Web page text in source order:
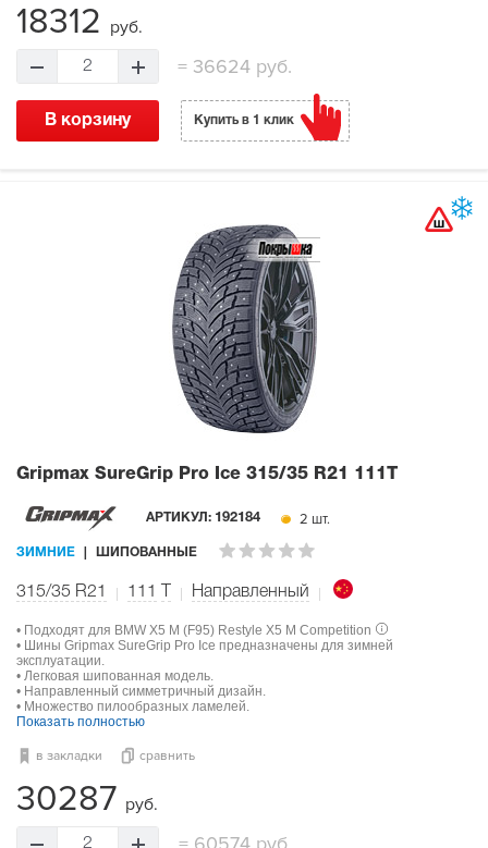
18312 руб.
2 = 36624 руб.
В корзину Купить в 1 клик
Gripmax SureGrip Pro Ice 315/35 R21 111T
АРТИКУЛ: 192184 2 шт.
ЗИМНИЕ ШИПОВАННЫЕ
315/35 R21 111 Направленный
• Подходят для BMW X5 M (F95) Restyle X5 M Competition
• Шины Gripmax SureGrip Pro Ice предназначены для зимней
эксплуатации.
• Легковая шипованная модель.
• Направленный симметричный дизайн.
• Множество пилообразных ламелей.
Показать полностью
в закладки сравнить
30287 руб.
2